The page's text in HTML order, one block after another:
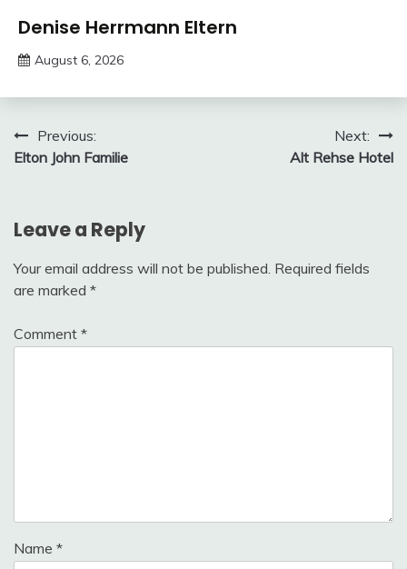
Trends
Denise Herrmann Eltern
August 6, 2026
Post
navigation
Previous:
Elton John Familie
Next:
Alt Rehse Hotel
Leave a Reply
Your email address will not be published. Required fields
are marked *
Comment *
Name *